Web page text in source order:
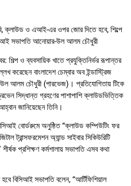
ক্লাউড ও এআই-এর ওপর জোর দিতে হবে, শিল্পে
সভাপতি আনোয়ার-উল আলম চৌধুরী
শিল্প ও ব্যবসায়িক খাতে প্রযুক্তিনির্ভর রূপান্তর
করেছেন বাংলাদেশ চেম্বার অব ইন্ডাস্ট্রিজ
আলম চৌধুরী (পারভেজ)। প্রতিযোগিতায় টিকে
সিদ্ধান্ত গ্রহণের পাশাপাশি ক্লাউডভিত্তিক
জানিয়েছেন তিনি।
বোর্ডরুমে অনুষ্ঠিত “ক্লাউড কম্পিউটিং ফর
ট্রান্সফরমেশন অ্যান্ড সাইবার সিকিউরিটি
প্রশিক্ষণ কর্মশালায় সভাপতি এসব কথা
বিসিআই সভাপতি বলেন, “আর্টিফিশিয়াল